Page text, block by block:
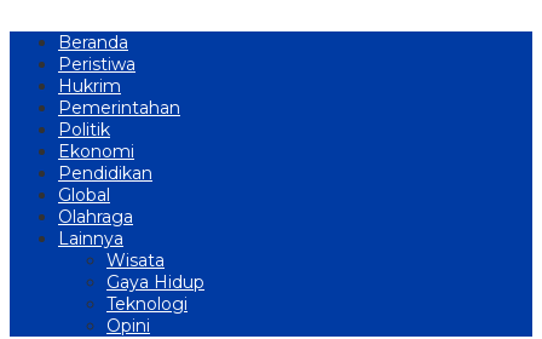
Beranda
Peristiwa
Hukrim
Pemerintahan
Politik
Ekonomi
Pendidikan
Global
Olahraga
Lainnya
Wisata
Gaya Hidup
Teknologi
Opini